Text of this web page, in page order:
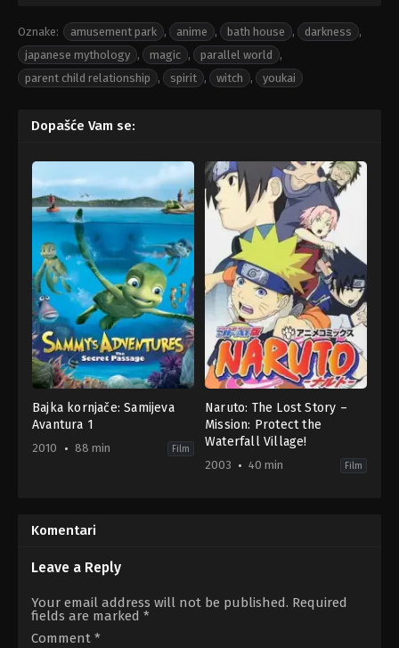
Oznake: amusement park , anime , bath house , darkness
,
japanese mythology , magic , parallel world
,
parent child relationship
, spirit , witch , youkai
Dopašće Vam se:
Bajka kornjače: Samijeva
Avantura 1
2010 88 min Film
US
2010-
03
Naruto: The Lost Story –
Mission: Protect the
Waterfall Village!
2003 40 min Film
Komentari
Leave a Reply
Your email address will not be published. Required
fields are marked *
Comment *